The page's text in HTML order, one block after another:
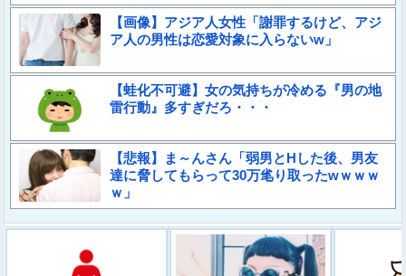
【画像】アジア人女性「謝罪するけど、アジ
ア人の男性は恋愛対象に入らないw」
【蛙化不可避】女の気持ちが冷める『男の地
雷行動』多すぎだろ・・・
【悲報】ま～んさん「弱男とHした後、男友
達に脅してもらって30万毟り取ったwｗｗｗ
ｗ」